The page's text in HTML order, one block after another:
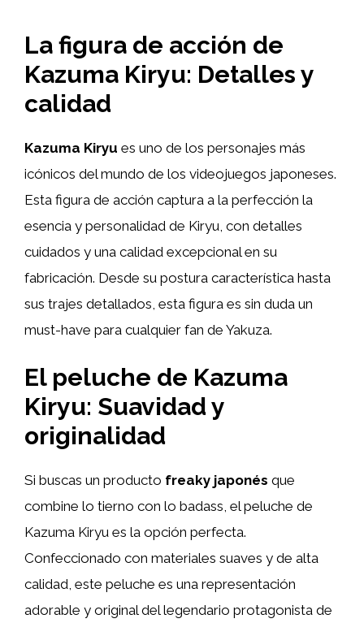
La figura de acción de
Kazuma Kiryu: Detalles y
calidad
Kazuma Kiryu es uno de los personajes más
icónicos del mundo de los videojuegos japoneses.
Esta figura de acción captura a la perfección la
esencia y personalidad de Kiryu, con detalles
cuidados y una calidad excepcional en su
fabricación. Desde su postura característica hasta
sus trajes detallados, esta figura es sin duda un
must-have para cualquier fan de Yakuza.
El peluche de Kazuma
Kiryu: Suavidad y
originalidad
Si buscas un producto freaky japonés que
combine lo tierno con lo badass, el peluche de
Kazuma Kiryu es la opción perfecta.
Confeccionado con materiales suaves y de alta
calidad, este peluche es una representación
adorable y original del legendario protagonista de